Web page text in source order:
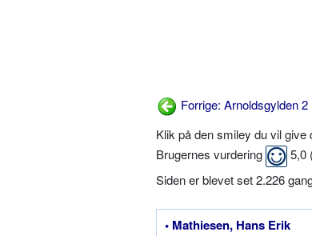
Forrige: Arnoldsgylden 2
Klik på den smiley du vil give
Brugernes vurdering
5,0
Siden er blevet set 2.226
• Mathiesen, Hans Erik